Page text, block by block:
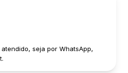
seja por WhatsApp,